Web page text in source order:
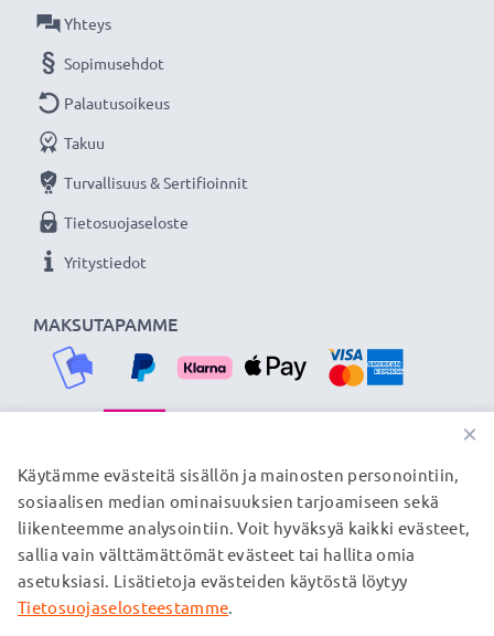
MAKSUTAPAMME
Yhteys
Sopimusehdot
Palautusoikeus
Takuu
Turvallisuus & Sertifioinnit
Tietosuojaseloste
Yritystiedot
TOIMITUSKUMPPANIMME
© subtel.fi 2026
Kaikki hinnat sisältävät arvonlisäveron, mutta ei
toimituskuluja. Kaikki sivuillamme mainitut tavaramerkit ovat
×
Käytämme evästeitä sisällön ja mainosten personointiin,
sosiaalisen median ominaisuuksien tarjoamiseen sekä
liikenteemme analysointiin. Voit hyväksyä kaikki evästeet,
sallia vain välttämättömät evästeet tai hallita omia
asetuksiasi. Lisätietoja evästeiden käytöstä löytyy
Tietosuojaselosteestamme.